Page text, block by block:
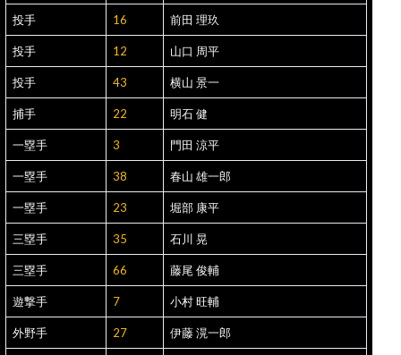
投手 16 前田 理玖
投手 12 山口 周平
投手 43 横山 景一
捕手 22 明石 健
一塁手 3 門田 涼平
一塁手 38 春山 雄一郎
一塁手 23 堀部 康平
三塁手 35 石川 晃
三塁手 66 藤尾 俊輔
遊撃手 7 小村 旺輔
外野手 27 伊藤 滉一郎